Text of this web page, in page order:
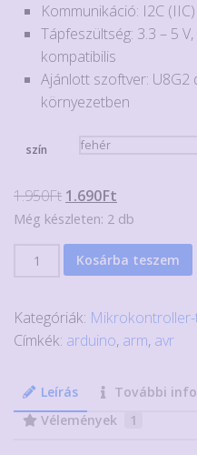
Kommunikáció: I2C
Tápfeszültség: 3.3 – 5
kompatibilis
Ajánlott szoftver: U8G2
környezetben
szín
1.950Ft Original
price
was:
1.950Ft.
1.690Ft
price
is:
1.690Ft.
Még készleten: 2 db
0.96"-
kijelző
modul
vezérlővel
mennyiség
Kosárba teszem
Kategóriák:
Címkék: arduino, arm, avr
Leírás
További
Vélemények
1